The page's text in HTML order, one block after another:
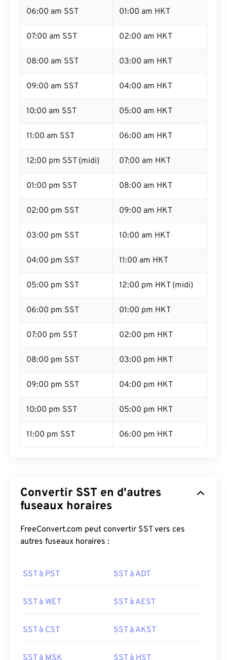
06:00 am SST 01:00 am HKT
07:00 am SST 02:00 am HKT
08:00 am SST 03:00 am HKT
09:00 am SST 04:00 am HKT
10:00 am SST 05:00 am HKT
11:00 am SST 06:00 am HKT
12:00 pm SST (midi) 07:00 am HKT
01:00 pm SST 08:00 am HKT
02:00 pm SST 09:00 am HKT
03:00 pm SST 10:00 am HKT
04:00 pm SST 11:00 am HKT
05:00 pm SST 12:00 pm HKT (midi)
06:00 pm SST 01:00 pm HKT
07:00 pm SST 02:00 pm HKT
08:00 pm SST 03:00 pm HKT
09:00 pm SST 04:00 pm HKT
10:00 pm SST 05:00 pm HKT
11:00 pm SST 06:00 pm HKT
Convertir SST en d'autres
fuseaux horaires
FreeConvert.com peut convertir SST vers ces
autres fuseaux horaires :
SST à PST SST à ADT
SST à WET SST à AEST
SST à CST SST à AKST
SST à MSK SST à HST